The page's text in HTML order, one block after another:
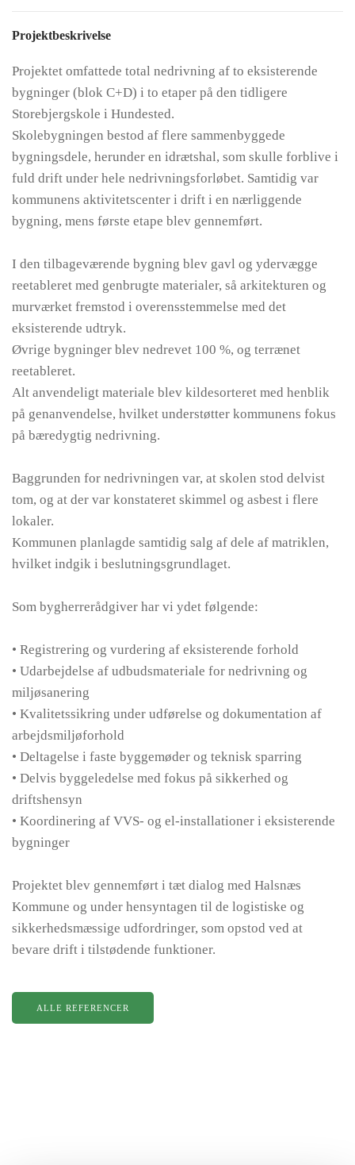
Projektbeskrivelse
Projektet omfattede total nedrivning af to eksisterende
bygninger (blok C+D) i to etaper på den tidligere
Storebjergskole i Hundested.
Skolebygningen bestod af flere sammenbyggede
bygningsdele, herunder en idrætshal, som skulle forblive i
fuld drift under hele nedrivningsforløbet. Samtidig var
kommunens aktivitetscenter i drift i en nærliggende
bygning, mens første etape blev gennemført.
I den tilbageværende bygning blev gavl og ydervægge
reetableret med genbrugte materialer, så arkitekturen og
murværket fremstod i overensstemmelse med det
eksisterende udtryk.
Øvrige bygninger blev nedrevet 100 %, og terrænet
reetableret.
Alt anvendeligt materiale blev kildesorteret med henblik
på genanvendelse, hvilket understøtter kommunens fokus
på bæredygtig nedrivning.
Baggrunden for nedrivningen var, at skolen stod delvist
tom, og at der var konstateret skimmel og asbest i flere
lokaler.
Kommunen planlagde samtidig salg af dele af matriklen,
hvilket indgik i beslutningsgrundlaget.
Som bygherrerådgiver har vi ydet følgende:
• Registrering og vurdering af eksisterende forhold
• Udarbejdelse af udbudsmateriale for nedrivning og
miljøsanering
• Kvalitetssikring under udførelse og dokumentation af
arbejdsmiljøforhold
• Deltagelse i faste byggemøder og teknisk sparring
• Delvis byggeledelse med fokus på sikkerhed og
driftshensyn
• Koordinering af VVS- og el-installationer i eksisterende
bygninger
Projektet blev gennemført i tæt dialog med Halsnæs
Kommune og under hensyntagen til de logistiske og
sikkerhedsmæssige udfordringer, som opstod ved at
bevare drift i tilstødende funktioner.
ALLE REFERENCER